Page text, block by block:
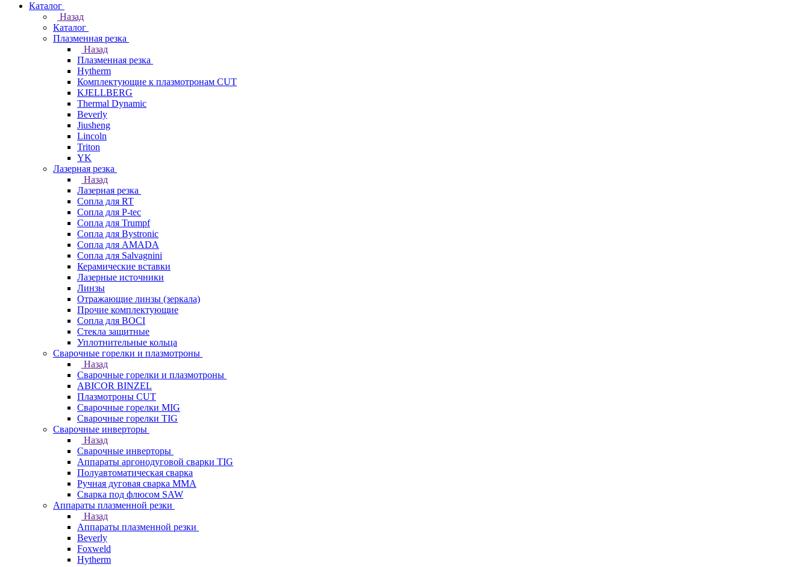
Каталог
Назад
Каталог
Плазменная резка
Назад
Плазменная резка
Hytherm
Комплектующие к плазмотронам CUT
KJELLBERG
Thermal Dynamic
Beverly
Jiusheng
Lincoln
Triton
YK
Лазерная резка
Назад
Лазерная резка
Сопла для RT
Сопла для P-tec
Сопла для Trumpf
Сопла для Bystronic
Сопла для AMADA
Сопла для Salvagnini
Керамические вставки
Лазерные источники
Линзы
Отражающие линзы (зеркала)
Прочие комплектующие
Сопла для BOCI
Стекла защитные
Уплотнительные кольца
Сварочные горелки и плазмотроны
Назад
Сварочные горелки и плазмотроны
ABICOR BINZEL
Плазмотроны CUT
Сварочные горелки MIG
Сварочные горелки TIG
Сварочные инверторы
Назад
Сварочные инверторы
Аппараты аргонодуговой сварки TIG
Полуавтоматическая сварка
Ручная дуговая сварка MMA
Сварка под флюсом SAW
Аппараты плазменной резки
Назад
Аппараты плазменной резки
Beverly
Foxweld
Hytherm